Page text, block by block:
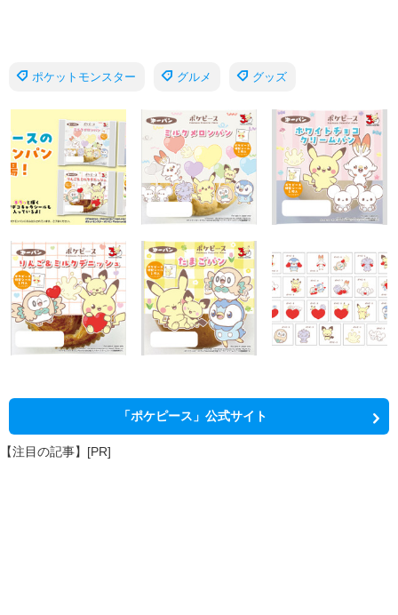
ポケットモンスター グルメ グッズ
「ポケピース」公式サイト
【注目の記事】[PR]